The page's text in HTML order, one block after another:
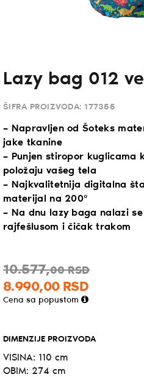
Lazy bag 012
ŠIFRA PROIZVODA: 177355
– Napravljen od Šoteks
jake tkanine
– Punjen stiropor kuglicama
položaju vašeg tela
– Najkvalitetnija digitalna
materijal na 200°
– Na dnu lazy baga nalazi
rajfešlusom i čičak trakom
10.577,00 RSD
8.990,00 RSD
Cena sa popustom
DIMENZIJE PROIZVODA
VISINA: 110 cm
OBIM: 274 cm